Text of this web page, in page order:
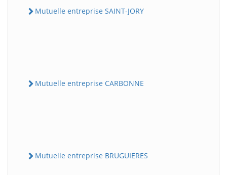
Mutuelle entreprise SAINT-JORY
Mutuelle entreprise CARBONNE
Mutuelle entreprise BRUGUIERES